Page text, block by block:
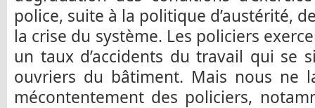
police, suite à la politique d’austérité,
la crise du système. Les policiers
un taux d’accidents du travail qui se
ouvriers du bâtiment. Mais nous ne
mécontentement des policiers,